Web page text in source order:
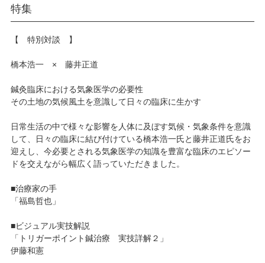
特集
【 特別対談 】
橋本浩一 × 藤井正道
鍼灸臨床における気象医学の必要性
その土地の気候風土を意識して日々の臨床に生かす
日常生活の中で様々な影響を人体に及ぼす気候・気象条件を意識
して、日々の臨床に結び付けている橋本浩一氏と藤井正道氏をお
迎えし、今必要とされる気象医学の知識を豊富な臨床のエピソー
ドを交えながら幅広く語っていただきました。
■治療家の手
「福島哲也」
■ビジュアル実技解説
「トリガーポイント鍼治療 実技詳解２」
伊藤和憲